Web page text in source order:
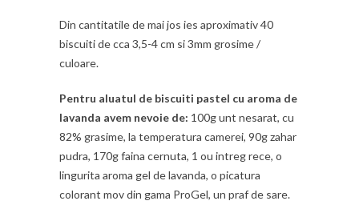
Din cantitatile de mai jos ies aproximativ 40
biscuiti de cca 3,5-4 cm si 3mm grosime /
culoare.
Pentru aluatul de biscuiti pastel cu aroma de
lavanda avem nevoie de: 100g unt nesarat, cu
82% grasime, la temperatura camerei, 90g zahar
pudra, 170g faina cernuta, 1 ou intreg rece, o
lingurita aroma gel de lavanda, o picatura
colorant mov din gama ProGel, un praf de sare.